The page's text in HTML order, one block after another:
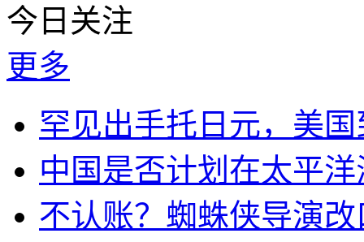
今日关注
更多
罕见出手托日元，美
中国是否计划在太平
不认账？蜘蛛侠导演